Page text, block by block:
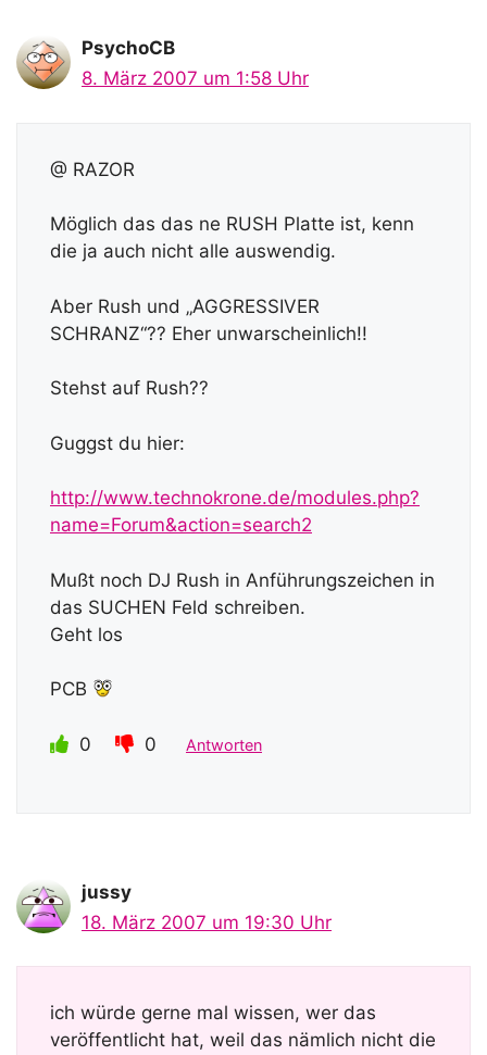
PsychoCB
8. März 2007 um 1:58 Uhr
@ RAZOR
Möglich das das ne RUSH Platte ist, kenn
die ja auch nicht alle auswendig.
Aber Rush und „AGGRESSIVER
SCHRANZ“?? Eher unwarscheinlich!!
Stehst auf Rush??
Guggst du hier:
http://www.technokrone.de/modules.php?
name=Forum&action=search2
Mußt noch DJ Rush in Anführungszeichen in
das SUCHEN Feld schreiben.
Geht los
PCB
0 0 Antworten
jussy
18. März 2007 um 19:30 Uhr
ich würde gerne mal wissen, wer das
veröffentlicht hat, weil das nämlich nicht die